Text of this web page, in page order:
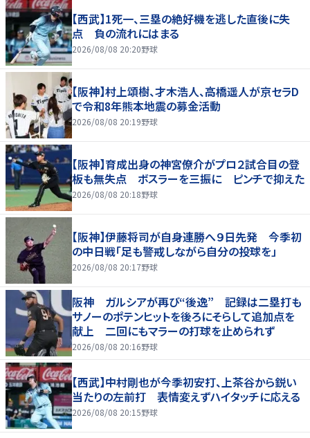
【西武】1死一、三塁の絶好機を逃した直後に失
点 負の流れにはまる
2026/08/08 20:20野球
【阪神】村上頌樹、才木浩人、高橋遥人が京セラD
で令和8年熊本地震の募金活動
2026/08/08 20:19野球
【阪神】育成出身の神宮僚介がプロ２試合目の登
板も無失点 ボスラーを三振に ピンチで抑えた
2026/08/08 20:18野球
【阪神】伊藤将司が自身連勝へ９日先発 今季初
の中日戦「足も警戒しながら自分の投球を」
2026/08/08 20:17野球
阪神 ガルシアが再び“後逸” 記録は二塁打も
サノーのポテンヒットを後ろにそらして追加点を
献上 二回にもマラーの打球を止められず
2026/08/08 20:16野球
【西武】中村剛也が今季初安打、上茶谷から鋭い
当たりの左前打 表情変えずハイタッチに応える
2026/08/08 20:15野球